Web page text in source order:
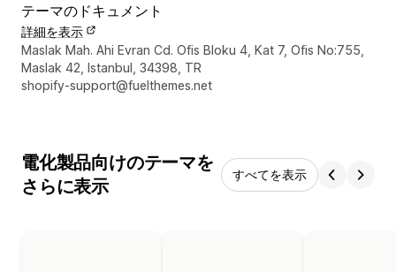
テーマのドキュメント
詳細を表示
デザイナーの連絡先情報
Maslak Mah. Ahi Evran Cd. Ofis Bloku 4, Kat 7, Ofis No:755,
Maslak 42, Istanbul, 34398, TR
shopify-support@fuelthemes.net
電化製品向けのテーマを
さらに表示
すべてを表示